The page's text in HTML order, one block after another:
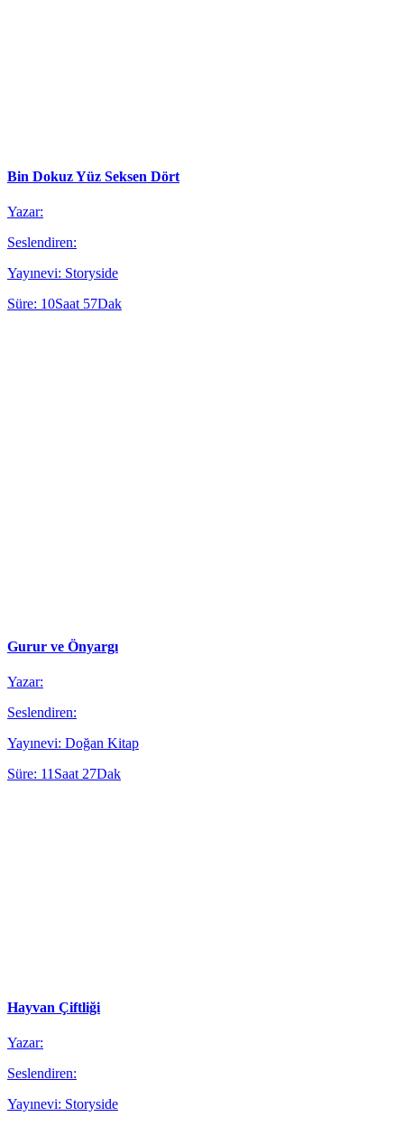
Bin Dokuz Yüz Seksen Dört
Yazar:
Seslendiren:
Yayınevi: Storyside
Süre: 10Saat 57Dak
Gurur ve Önyargı
Yazar:
Seslendiren:
Yayınevi: Doğan Kitap
Süre: 11Saat 27Dak
Hayvan Çiftliği
Yazar:
Seslendiren:
Yayınevi: Storyside